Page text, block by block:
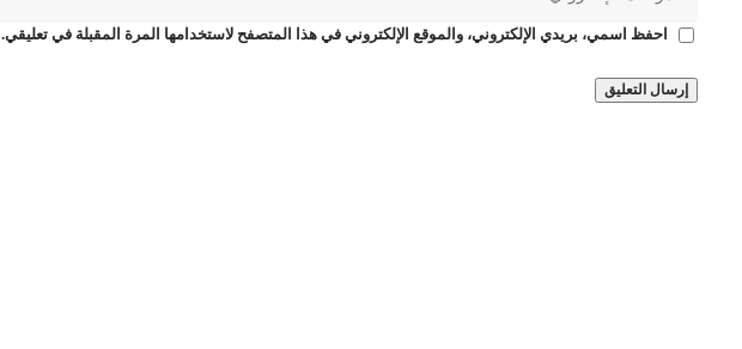
احفظ اسمي، بريدي الإلكتروني، والموقع الإلكتروني في هذا المتصفح لاستخدامها المرة المقبلة في تعليقي.